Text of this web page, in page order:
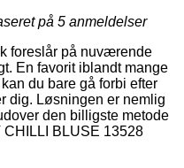
på 5 anmeldelser
foreslår på nuværende
En favorit iblandt mange
du bare gå forbi efter
dig. Løsningen er nemlig
den billigste metode
BLUSE 13528